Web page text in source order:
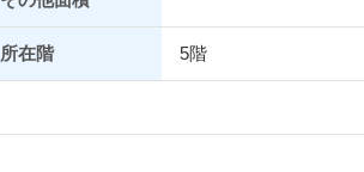
所在階 5階